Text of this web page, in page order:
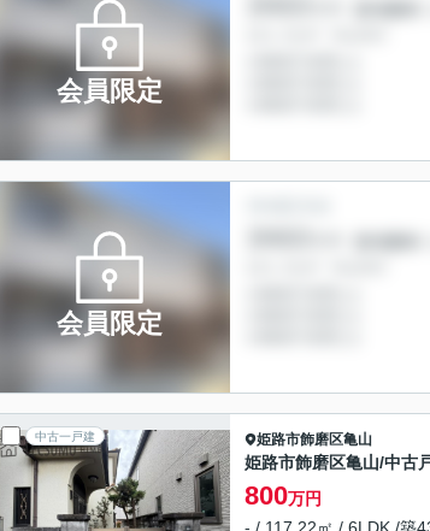
会員限定
会員限定
中古一戸建 姫路市飾磨区亀山
姫路市飾磨区亀山/中古
800万円